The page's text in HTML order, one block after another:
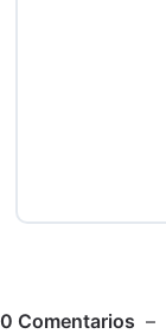
0 Comentarios